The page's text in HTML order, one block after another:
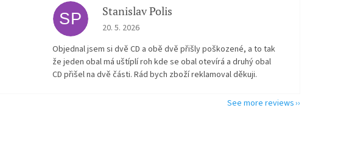
SP Stanislav Polis
The store rating is 2 out of 5 stars.
20. 5. 2026
Objednal jsem si dvě CD a obě dvě přišly poškozené, a to tak
že jeden obal má uštíplí roh kde se obal otevírá a druhý obal
CD přišel na dvě části. Rád bych zboží reklamoval děkuji.
See more reviews